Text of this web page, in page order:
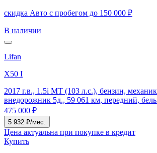
скидка Авто с пробегом до 150 000 ₽
В наличии
Lifan
X50 I
2017 г.в., 1.5i MT (103 л.с.), бензин,
внедорожник 5д., 59 061 км, передний,
475 000 ₽
5 932 ₽/мес.
Цена актуальна при покупке в кредит
Купить